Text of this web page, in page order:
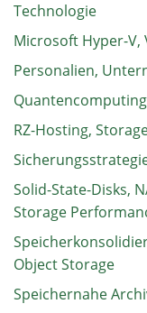
Technologie
Microsoft Hyper-V,
Personalien,
Quantencomputing
RZ-Hosting,
Solid-State-Disks,
Storage
Object Storage
Speichernahe